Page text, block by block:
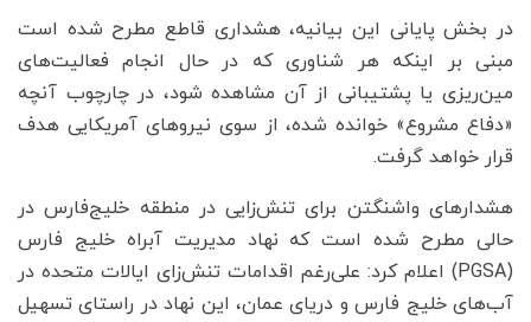
در بخش پایانی این بیانیه، هشداری قاطع مطرح شده است
مبنی بر اینکه هر شناوری که در حال انجام فعالیت‌های
مین‌ریزی یا پشتیبانی از آن مشاهده شود، در چارچوب آنچه
«دفاع مشروع» خوانده شده، از سوی نیروهای آمریکایی هدف
قرار خواهد گرفت.
هشدارهای واشنگتن برای تنش‌زایی در منطقه خلیج‌فارس در
حالی مطرح شده است که نهاد مدیریت آبراه خلیج فارس
(PGSA) اعلام کرد: علی‌رغم اقدامات تنش‌زای ایالات متحده در
آب‌های خلیج فارس و دریای عمان، این نهاد در راستای تسهیل